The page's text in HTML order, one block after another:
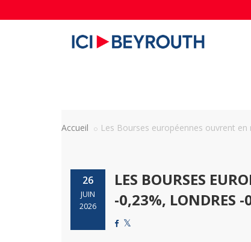
Accueil Les Bourses européennes ouvrent en
26
JUIN
2026
LES BOURSES
-0,23%, LONDRES